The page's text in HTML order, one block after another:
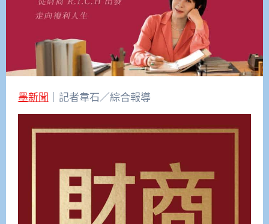
墨新聞 ｜記者韋石／綜合報導